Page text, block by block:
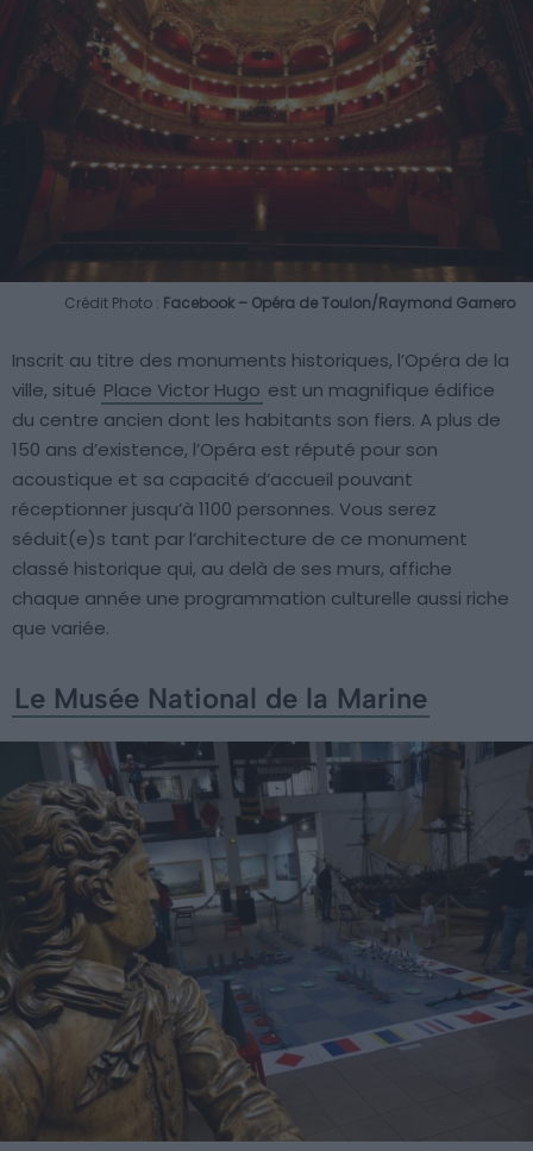
Crédit Photo : Facebook – Opéra de Toulon/Raymond Garnero
Inscrit au titre des monuments historiques, l’Opéra de la
ville, situé Place Victor Hugo est un magnifique édifice
du centre ancien dont les habitants son fiers. A plus de
150 ans d’existence, l’Opéra est réputé pour son
acoustique et sa capacité d’accueil pouvant
réceptionner jusqu’à 1100 personnes. Vous serez
séduit(e)s tant par l’architecture de ce monument
classé historique qui, au delà de ses murs, affiche
chaque année une programmation culturelle aussi riche
que variée.
Le Musée National de la Marine